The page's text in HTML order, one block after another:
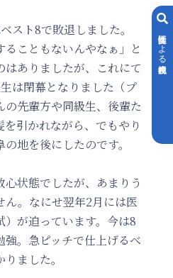
女性医師による内視鏡検査
スト8で敗退しました。
ることもないんやなぁ」と
ありましたが、これにて
は閉幕となりました（プ
の先輩方や同級生、後輩た
引かれながら、でもやり
地を後にしたのです。
状態でしたが、あまりう
ん。なにせ翌年2月には医
が迫っています。今は8
強。急ピッチで仕上げるべ
ました。